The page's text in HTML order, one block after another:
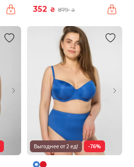
352 ₴ 879₴
Выгоднее от 2 ед! -76%